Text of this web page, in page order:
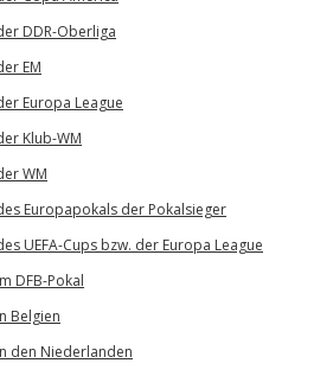
DDR-Oberliga
EM
Europa League
Klub-WM
WM
Europapokals der Pokalsieger
UEFA-Cups bzw. der Europa League
DFB-Pokal
Belgien
den Niederlanden